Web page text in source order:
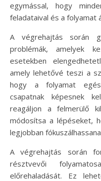
egymással, hogy
feladataival és a folyamat
A végrehajtás során
problémák, amelyek
esetekben
amely lehetővé teszi a
hogy a folyamat
csapatnak képesnek
reagáljon a felmerülő
módosítsa a lépéseket,
legjobban
A végrehajtás során
résztvevői
előrehaladását. Ez